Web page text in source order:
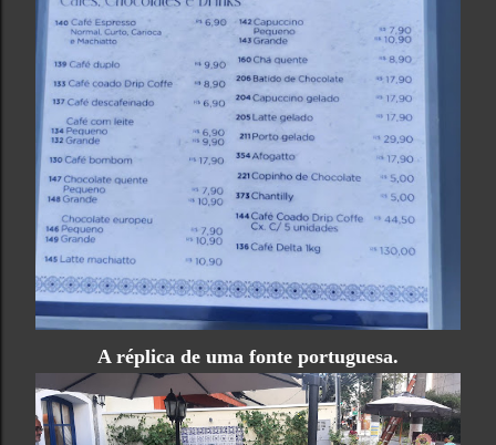
A réplica de uma fonte portuguesa.